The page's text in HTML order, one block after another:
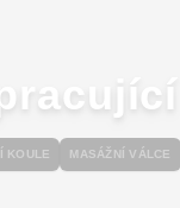
KOULE MASÁŽNÍ VÁLCE